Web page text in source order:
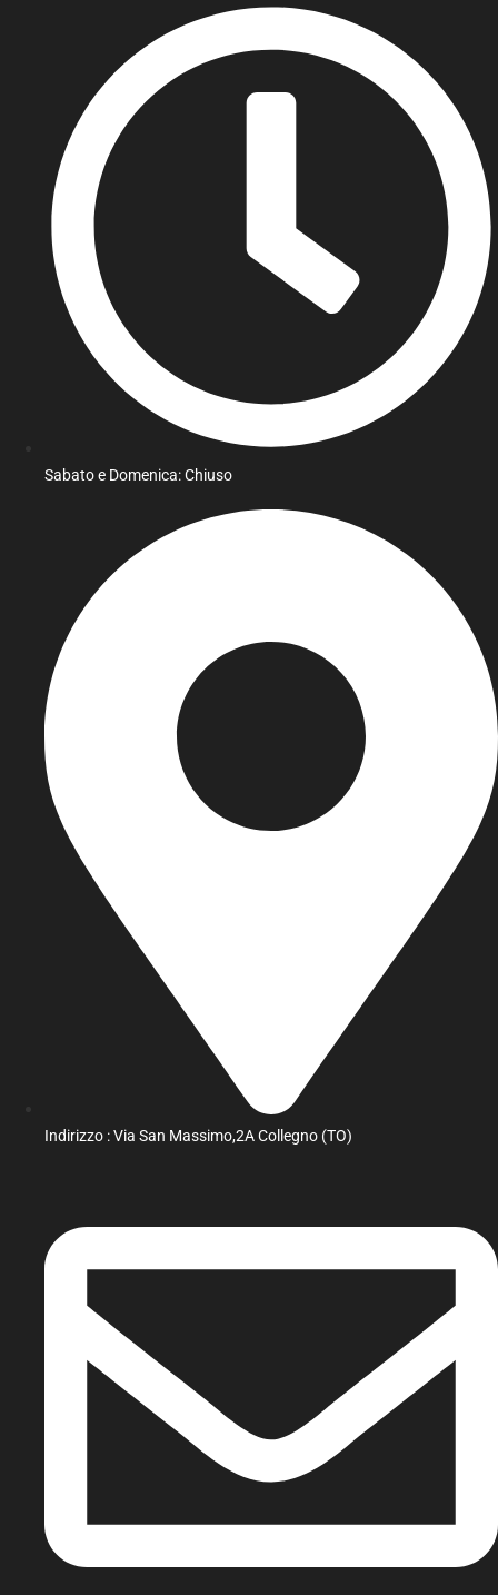
Sabato e Domenica: Chiuso
Indirizzo : Via San Massimo,2A Collegno (TO)